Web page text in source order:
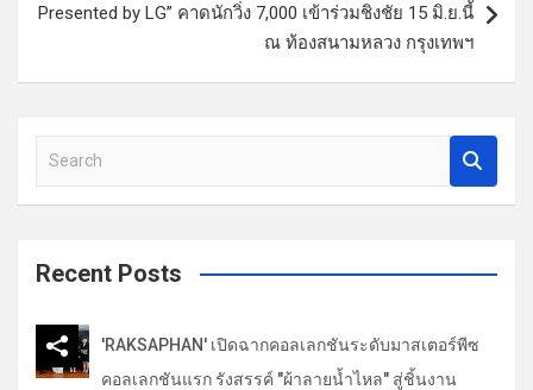
รื่
Presented by LG” คาดนักวิ่ง 7,000 เข้าร่วมชิงชัย 15 มิ.ย.นี้
ณ ท้องสนามหลวง กรุงเทพฯ
a
c
Recent Posts
'RAKSAPHAN' เปิดฉากคอลเลกชันระดับมาสเตอร์พีซ
คอลเลกชันแรก รังสรรค์ "ผ้าลายน้ำไหล" สู่ชิ้นงาน